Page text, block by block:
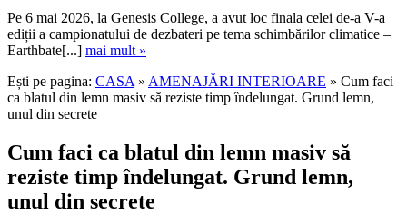
Pe 6 mai 2026, la Genesis College, a avut loc finala celei de-a V-a
ediții a campionatului de dezbateri pe tema schimbărilor climatice –
Earthbate[...] mai mult »
Ești pe pagina: CASA » AMENAJĂRI INTERIOARE » Cum faci
ca blatul din lemn masiv să reziste timp îndelungat. Grund lemn,
unul din secrete
Cum faci ca blatul din lemn masiv să
reziste timp îndelungat. Grund lemn,
unul din secrete